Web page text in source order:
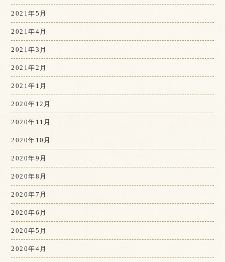
2021年5月
2021年4月
2021年3月
2021年2月
2021年1月
2020年12月
2020年11月
2020年10月
2020年9月
2020年8月
2020年7月
2020年6月
2020年5月
2020年4月